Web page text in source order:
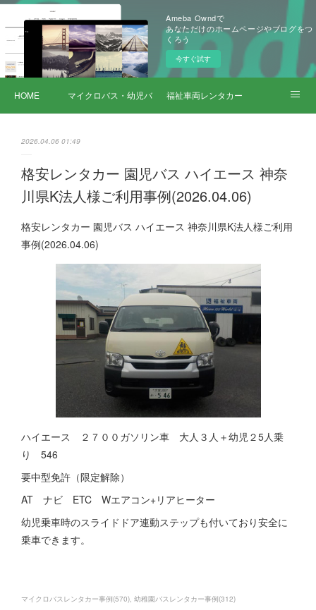
Ameba Owndで
あなただけのホームページやブログをつ
くろう
今すぐ試す
HOME マイクロバス・幼児バス レンタカー福祉車両レンタカー
2026.04.06 01:49
格安レンタカー 園児バス ハイエース 神奈
川県K法人様ご利用事例(2026.04.06)
格安レンタカー 園児バス ハイエース 神奈川県K法人様ご利用
事例(2026.04.06)
ハイエース ２７００ガソリン車 大人３人＋幼児２5人乗
り 546
要中型免許（限定解除）
AT ナビ ETC Wエアコン+リアヒーター
幼児乗車時のスライドドア連動ステップも付いており安全に
乗車できます。
マイクロバスレンタカー事例(570) 幼稚園バスレンタカー事例(312)